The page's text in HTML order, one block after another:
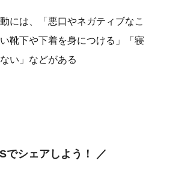
には、「悪口やネガティブなこ
靴下や下着を身につける」「寝
い」などがある
でシェアしよう！ ／